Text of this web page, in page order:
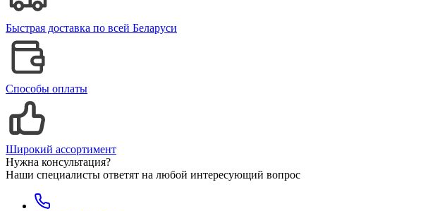
Быстрая доставка по всей Беларуси
Способы оплаты
Широкий ассортимент
Нужна консультация?
Наши специалисты ответят на любой интересующий вопрос